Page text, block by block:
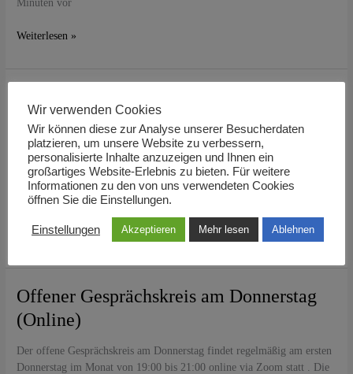
Minuten vor
Weiterlesen »
(Online)
Der offene Gesprächskreis am Donnerstag findet regelmäßig am ersten
Donnerstag im Monat von 19:00 bis 21:00 online via Zoom statt . Die
Einwahl ist unter https://us02web.zoom.us/j/805791047 immer 10
Minuten vor
Gesprächskreis
am
Donnerstag
(Online)
Weiterlesen »
Offener Gesprächskreis am Donnerstag
(Online)
Der offene Gesprächskreis am Donnerstag findet regelmäßig am ersten
Donnerstag im Monat von 19:00 bis 21:00 online via Zoom statt . Die
Offener
am
(Online)
Wir verwenden Cookies
Wir können diese zur Analyse unserer Besucherdaten
platzieren, um unsere Website zu verbessern,
personalisierte Inhalte anzuzeigen und Ihnen ein
großartiges Website-Erlebnis zu bieten. Für weitere
Informationen zu den von uns verwendeten Cookies
öffnen Sie die Einstellungen.
Einstellungen Akzeptieren Mehr lesen Ablehnen